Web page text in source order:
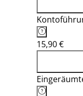
15,90 €